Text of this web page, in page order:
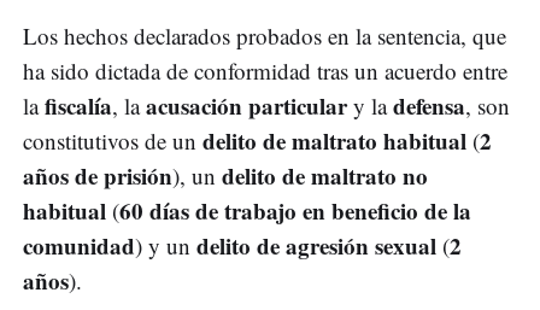
Los hechos declarados probados en la sentencia, que
ha sido dictada de conformidad tras un acuerdo entre
lafiscalía, laacusación particulary ladefensa, son
constitutivos de un delito de maltrato habitual (2
años de prisión), un delito de maltrato no
habitual (60 días de trabajo en beneficio de la
comunidad) y un delito de agresión sexual (2
años).